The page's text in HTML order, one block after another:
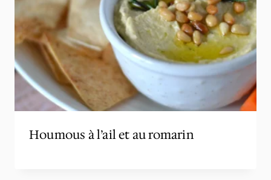
Houmous à l’ail et au romarin